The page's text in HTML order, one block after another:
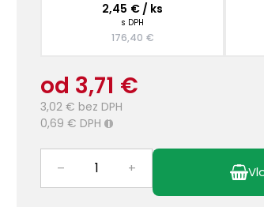
2,45 € / ks
s DPH
176,40 €
od 3,71 €
3,02 € bez DPH
0,69 € DPH i
– +